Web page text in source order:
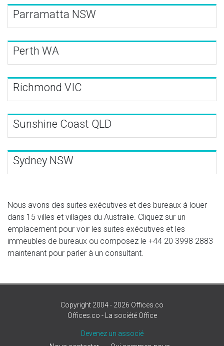
Parramatta NSW
Perth WA
Richmond VIC
Sunshine Coast QLD
Sydney NSW
Nous avons des suites exécutives et des bureaux à louer
dans 15 villes et villages du Australie. Cliquez sur un
emplacement pour voir les suites exécutives et les
immeubles de bureaux ou composez le +44 20 3998 2883
maintenant pour parler à un consultant.
Copyright 2004 - 2026 Offices.co
Offices.co - La société Office
Devenez un associé